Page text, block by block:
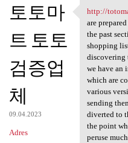
토토마
트 토토
검증업
체
09.04.2023
Adres
http://
http://
are
the past
shopping
discovering
we have an
which are
various
sending
diverted to
the point
peruse